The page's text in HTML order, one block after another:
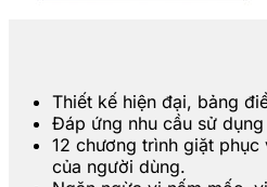
Thiết kế hiện đại, bảng
Đáp ứng nhu cầu sử
12 chương trình giặt
của người dùng.